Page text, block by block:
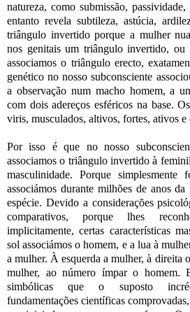
natureza, como submissão,
entanto revela subtileza, astúcia,
triângulo invertido porque a mulher
nos genitais um triângulo invertido,
associamos o triângulo erecto,
genético no nosso subconsciente
a observação num macho homem, a
com dois adereços esféricos na base.
viris, musculados, altivos, fortes, ativos e
Por isso é que no nosso
associamos o triângulo invertido à
masculinidade. Porque simplesmente
associámos durante milhões de anos da
espécie. Devido a considerações
comparativos, porque lhes
implicitamente, certas características
sol associámos o homem, e a lua à
a mulher. À esquerda a mulher, à direita
mulher, ao número ímpar o homem.
simbólicas que o suposto
fundamentações científicas